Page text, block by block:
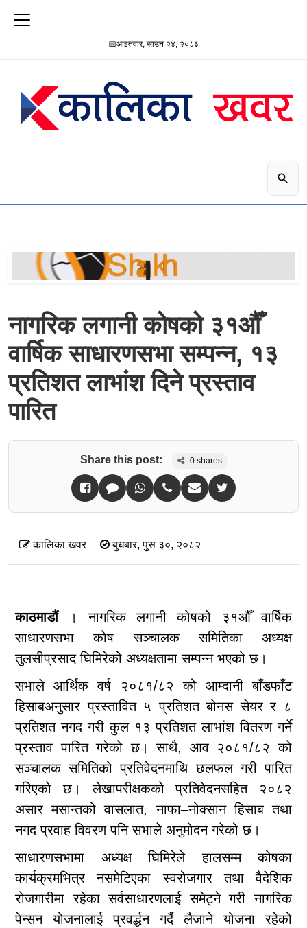
📅आइतवार, साउन २४, २०८३
नागरिक लगानी कोषको ३१औँ
वार्षिक साधारणसभा सम्पन्न, १३
प्रतिशत लाभांश दिने प्रस्ताव
पारित
Share this post: 0 shares
कालिका खवर बुधबार, पुस ३०, २०८२
काठमाडौं। नागरिक लगानी कोषको ३१औँ वार्षिक
साधारणसभा कोष सञ्चालक समितिका अध्यक्ष
तुलसीप्रसाद घिमिरेको अध्यक्षतामा सम्पन्न भएको छ।
सभाले आर्थिक वर्ष २०८१/८२ को आम्दानी बाँडफाँट
हिसाबअनुसार प्रस्तावित ५ प्रतिशत बोनस सेयर र ८
प्रतिशत नगद गरी कुल १३ प्रतिशत लाभांश वितरण गर्ने
प्रस्ताव पारित गरेको छ। साथै, आव २०८१/८२ को
सञ्चालक समितिको प्रतिवेदनमाथि छलफल गरी पारित
गरिएको छ। लेखापरीक्षकको प्रतिवेदनसहित २०८२
असार मसान्तको वासलात, नाफा–नोक्सान हिसाब तथा
नगद प्रवाह विवरण पनि सभाले अनुमोदन गरेको छ।
साधारणसभामा अध्यक्ष घिमिरेले हालसम्म कोषका
कार्यक्रमभित्र नसमेटिएका स्वरोजगार तथा वैदेशिक
रोजगारीमा रहेका सर्वसाधारणलाई समेट्ने गरी नागरिक
पेन्सन योजनालाई प्रवर्द्धन गर्दै लैजाने योजना रहेको